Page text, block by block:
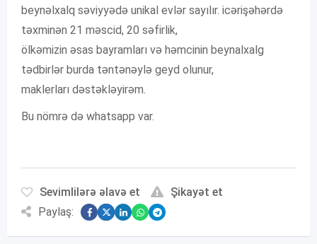
beynəlxalq səviyyədə unikal evlər sayılır. icərişəhərdə
təxminən 21 məscid, 20 səfirlik,
ölkəmizin əsas bayramları və həmcinin beynalxalg
tədbirlər burda təntənəylə geyd olunur,
maklerları dəstəkləyirəm.
Bu nömrə də whatsapp var.
Sevimlilərə əlavə et
Şikayət et
Paylaş: